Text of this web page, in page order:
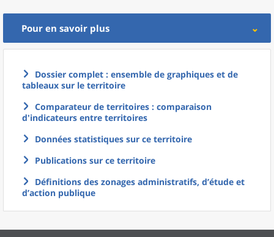
Pour en savoir plus
Dossier complet : ensemble de graphiques et de
tableaux sur le territoire
Comparateur de territoires : comparaison
d'indicateurs entre territoires
Données statistiques sur ce territoire
Publications sur ce territoire
Définitions des zonages administratifs, d’étude et
d’action publique